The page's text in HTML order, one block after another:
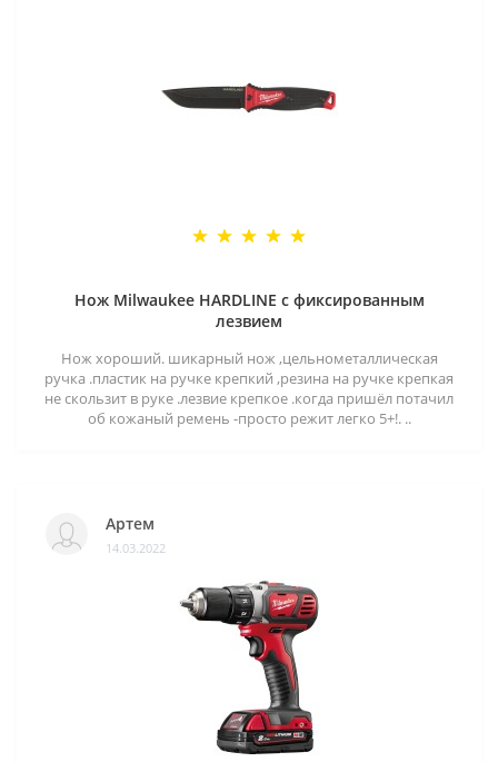
Нож Milwaukee HARDLINE с фиксированным
лезвием
Нож хороший. шикарный нож ,цельнометаллическая
ручка .пластик на ручке крепкий ,резина на ручке крепкая
не скользит в руке .лезвие крепкое .когда пришёл потачил
об кожаный ремень -просто режит легко 5+!. ..
Артем
14.03.2022